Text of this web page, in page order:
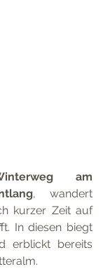
am
, wandert
kurzer Zeit auf
In diesen biegt
erblickt bereits